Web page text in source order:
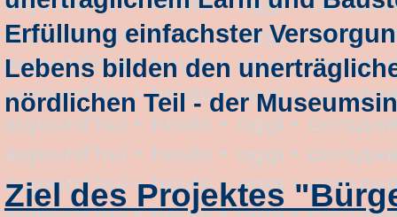
Erfüllung einfachster
Lebens bilden den
nördlichen Teil - der
Ziel des Projektes